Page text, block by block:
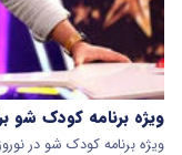
ویژه برنامه کودک شو
ویژه برنامه کودک شو در